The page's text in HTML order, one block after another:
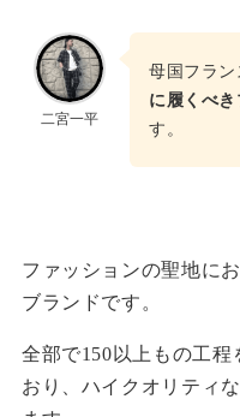
二宮一平
母国フラン
に履くべき
す。
ファッションの聖地に
ブランドです。
全部で150以上もの工
おり、ハイクオリティ